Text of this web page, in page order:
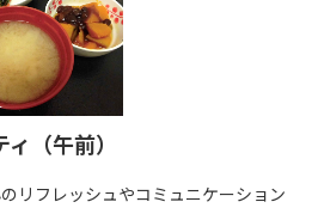
（午前）
リフレッシュやコミュニケーション